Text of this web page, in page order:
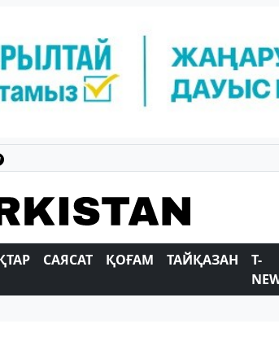
САЯСАТ ҚОҒАМ ТАЙҚАЗАН
T-